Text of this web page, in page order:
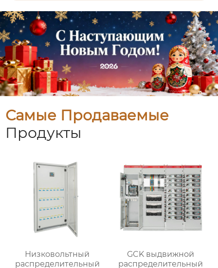
Самые Продаваемые
Продукты
Низковольтный
распределительный
GCK выдвижной
распределительный